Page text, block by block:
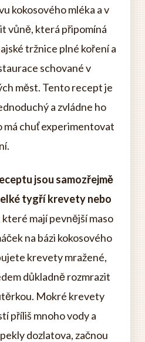
kokosového mléka a v
vůně, která připomíná
tržnice plné koření a
schované v
měst. Tento recept je
a zvládne ho
má chuť experimentovat
jsou samozřejmě
tygří krevety nebo
které mají pevnější maso
na bázi kokosového
krevety mražené,
důkladně rozmrazit
Mokré krevety
příliš mnoho vody a
dozlatova, začnou